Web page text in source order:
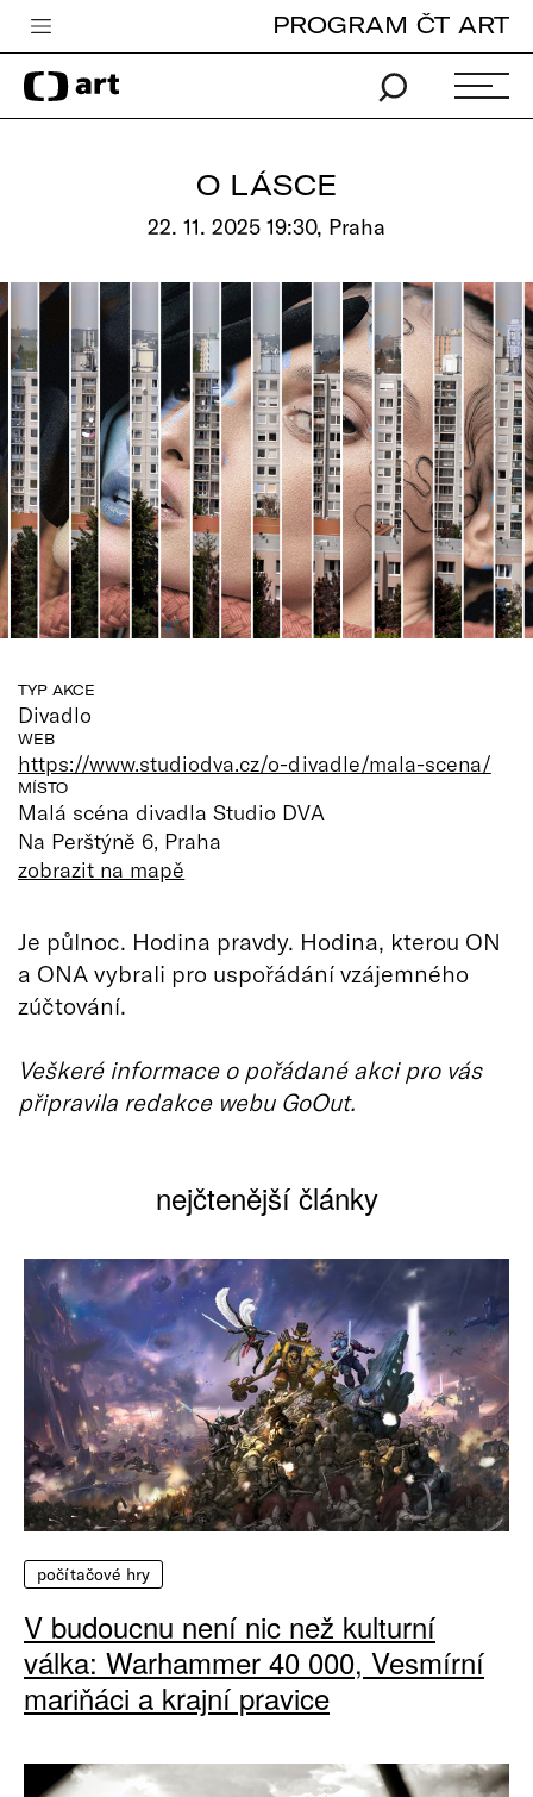
Česká televize
Zpravodajství
Pro děti
edu
Vše o ČT
PROGRAM ČT ART
O LÁSCE
22. 11. 2025 19:30, Praha
TYP AKCE
Divadlo
WEB
https://www.studiodva.cz/o-divadle/mala-scena/
MÍSTO
Malá scéna divadla Studio DVA
Na Perštýně 6, Praha
zobrazit na mapě
Je půlnoc. Hodina pravdy. Hodina, kterou ON
a ONA vybrali pro uspořádání vzájemného
zúčtování.
Veškeré informace o pořádané akci pro vás
připravila redakce webu GoOut.
nejčtenější články
počítačové hry
V budoucnu není nic než kulturní
válka: Warhammer 40 000, Vesmírní
mariňáci a krajní pravice